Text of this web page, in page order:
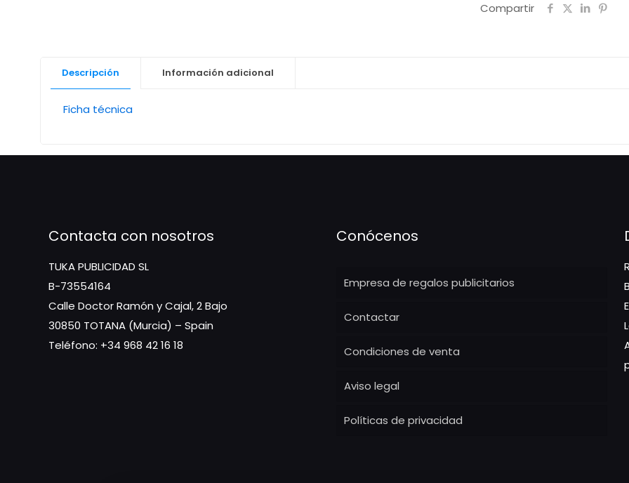
Compartir
Descripción Información adicional
Ficha técnica
Contacta con nosotros
TUKA PUBLICIDAD SL
B-73554164
Calle Doctor Ramón y Cajal, 2 Bajo
30850 TOTANA (Murcia) – Spain
Teléfono: +34 968 42 16 18
Conócenos
Empresa de regalos publicitarios
Contactar
Condiciones de venta
Aviso legal
Políticas de privacidad